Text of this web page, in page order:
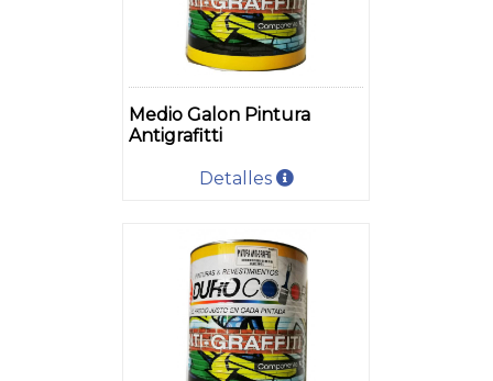
Medio Galon Pintura
Antigrafitti
Detalles